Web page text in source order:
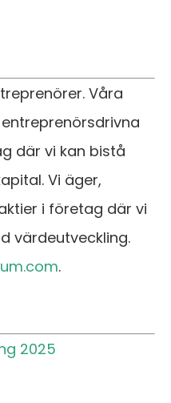
Våra
där vi kan bistå
Vi äger,
i företag där vi
värdeutveckling.
.
2025